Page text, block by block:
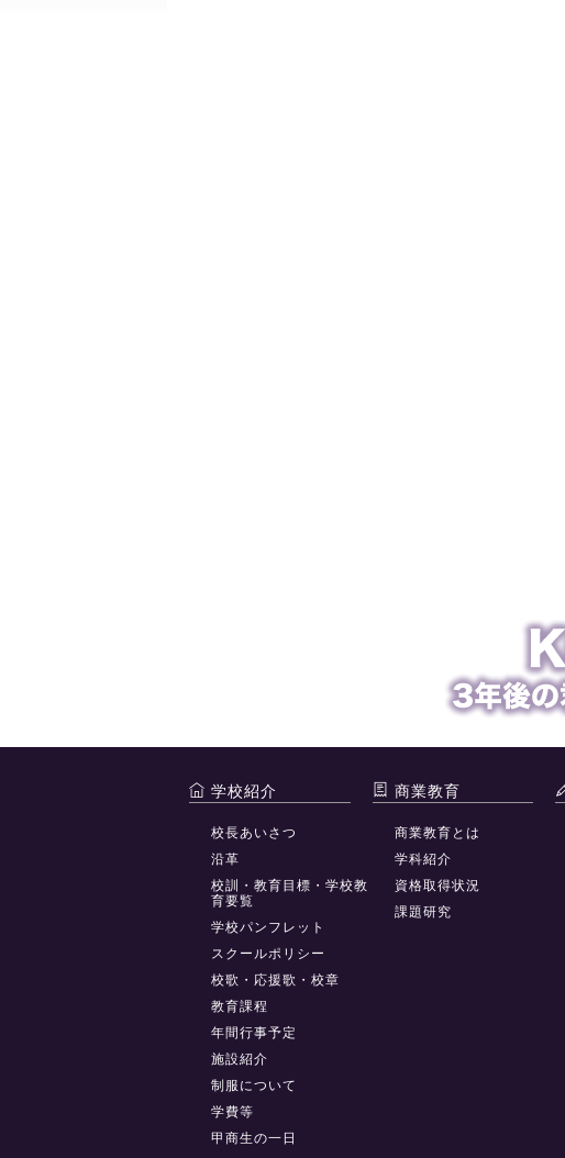
学校紹介
校長あいさつ
沿革
校訓・教育目標・学校教
育要覧
学校パンフレット
スクールポリシー
校歌・応援歌・校章
教育課程
年間行事予定
施設紹介
制服について
学費等
甲商生の一日
商業教育
商業教育とは
学科紹介
資格取得状況
課題研究